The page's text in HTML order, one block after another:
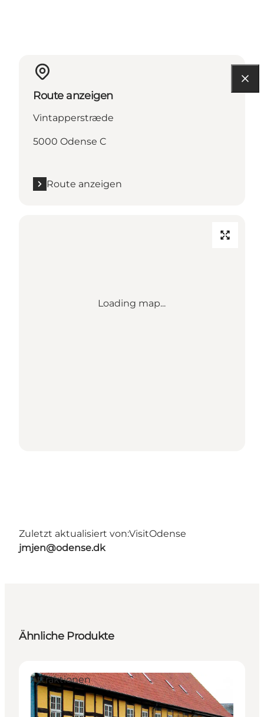
Route anzeigen
Vintapperstræde
5000 Odense C
Route anzeigen
Loading map...
Zuletzt aktualisiert von:VisitOdense
jmjen@odense.dk
Ähnliche Produkte
Attraktionen